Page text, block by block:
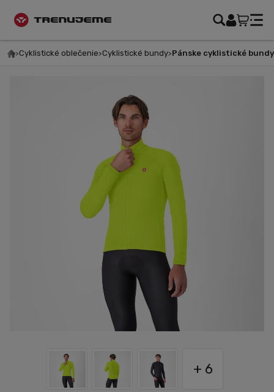
Cyklistické oblečenie Cyklistické bundy Pánske cyklistické bundy
+ 6